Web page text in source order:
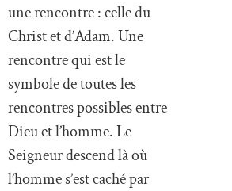
une rencontre : celle du
Christ et d’Adam. Une
rencontre qui est le
symbole de toutes les
rencontres possibles entre
Dieu et l’homme. Le
Seigneur descend là où
l’homme s’est caché par